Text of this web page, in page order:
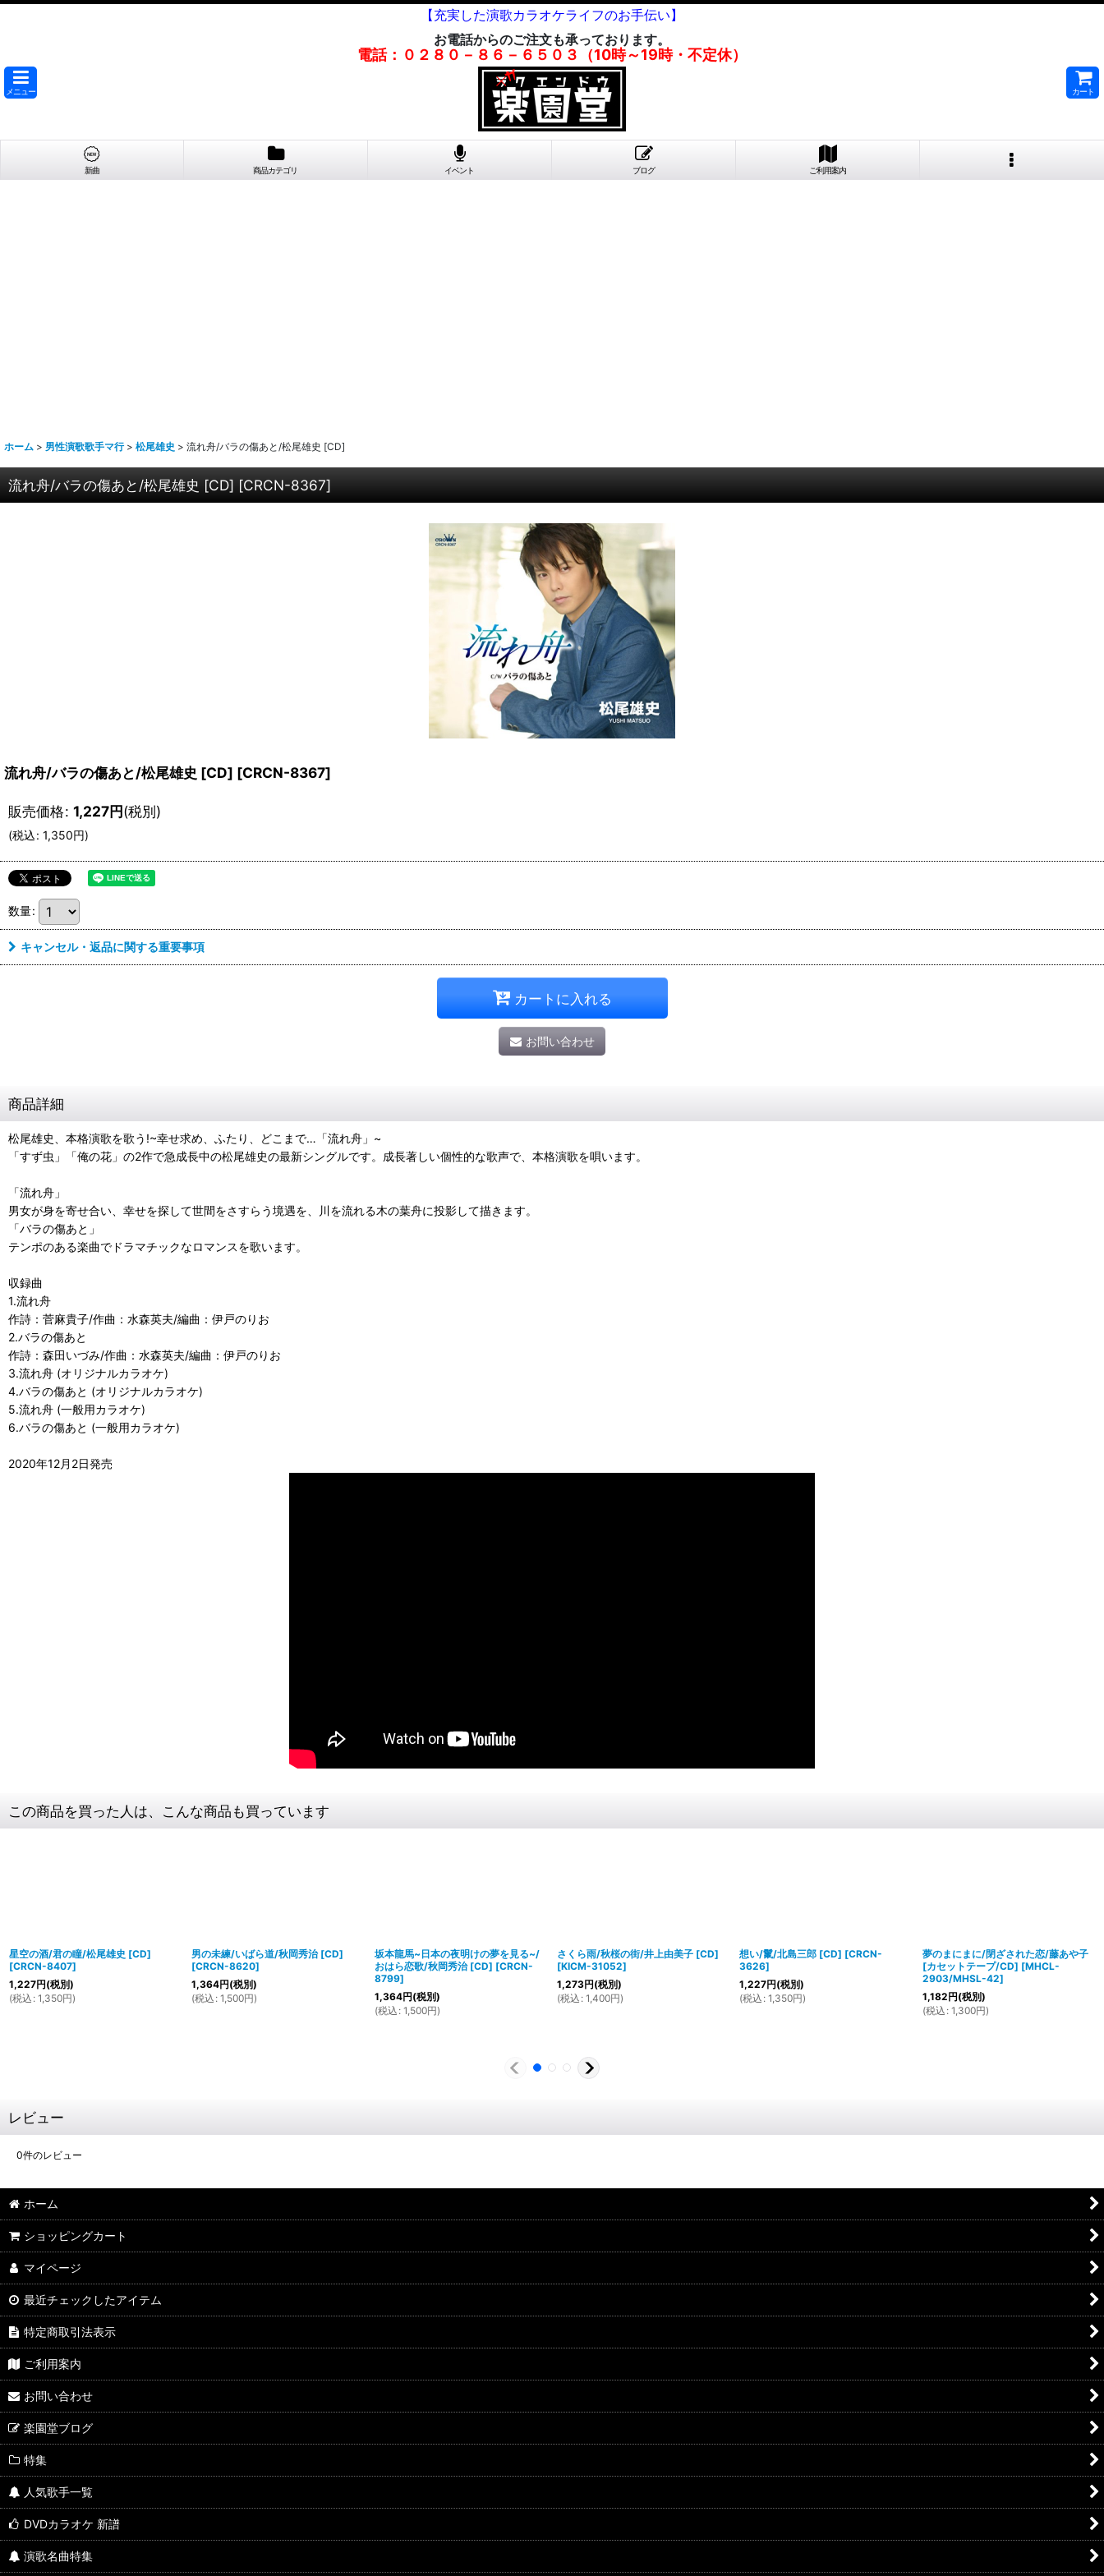
【充実した演歌カラオケライフのお手伝い】
お電話からのご注文も承っております。
電話：０２８０－８６－６５０３（10時～19時・不定休）
メニュー カート
新曲 商品カテゴリ イベント ブログ ご利用案内
ホーム > 男性演歌歌手マ行 > 松尾雄史 > 流れ舟/バラの傷あと/松尾雄史 [CD]
流れ舟/バラの傷あと/松尾雄史 [CD] [CRCN-8367]
流れ舟/バラの傷あと/松尾雄史 [CD] [CRCN-8367]
販売価格: 1,227円(税別)
(税込: 1,350円)
数量:
キャンセル・返品に関する重要事項
カートに入れる
お問い合わせ
商品詳細
松尾雄史、本格演歌を歌う!~幸せ求め、ふたり、どこまで…「流れ舟」~
「すず虫」「俺の花」の2作で急成長中の松尾雄史の最新シングルです。成長著しい個性的な歌声で、本格演歌を唄います。
「流れ舟」
男女が身を寄せ合い、幸せを探して世間をさすらう境遇を、川を流れる木の葉舟に投影して描きます。
「バラの傷あと」
テンポのある楽曲でドラマチックなロマンスを歌います。
収録曲
1.流れ舟
作詩：菅麻貴子/作曲：水森英夫/編曲：伊戸のりお
2.バラの傷あと
作詩：森田いづみ/作曲：水森英夫/編曲：伊戸のりお
3.流れ舟 (オリジナルカラオケ)
4.バラの傷あと (オリジナルカラオケ)
5.流れ舟 (一般用カラオケ)
6.バラの傷あと (一般用カラオケ)
2020年12月2日発売
この商品を買った人は、こんな商品も買っています
星空の酒/君の瞳/松尾雄史 [CD]
[CRCN-8407]
1,227円(税別)
(税込 : 1,350円)
男の未練/いばら道/秋岡秀治 [CD]
[CRCN-8620]
1,364円(税別)
(税込 : 1,500円)
坂本龍馬~日本の夜明けの夢を見る~/
おはら恋歌/秋岡秀治 [CD] [CRCN-
8799]
1,364円(税別)
(税込 : 1,500円)
さくら雨/秋桜の街/井上由美子 [CD]
[KICM-31052]
1,273円(税別)
(税込 : 1,400円)
想い/鬣/北島三郎 [CD] [CRCN-
3626]
1,227円(税別)
(税込 : 1,350円)
夢のまにまに/閉ざされた恋/藤あや子
[カセットテープ/CD] [MHCL-
2903/MHSL-42]
1,182円(税別)
(税込 : 1,300円)
レビュー
0件のレビュー
ホーム
ショッピングカート
マイページ
最近チェックしたアイテム
特定商取引法表示
ご利用案内
お問い合わせ
楽園堂ブログ
特集
人気歌手一覧
DVDカラオケ 新譜
演歌名曲特集